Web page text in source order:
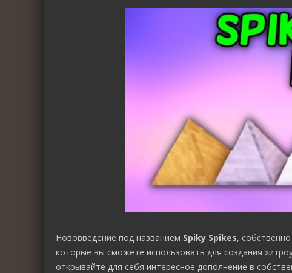
Нововведение под названием Spiky Spikes,
которые вы сможете использовать для создания
открывайте для себя интересное дополнение в